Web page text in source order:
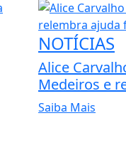
NOTÍCIAS
Alice
Medeiros e
Saiba Mais